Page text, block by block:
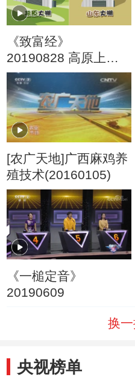
《致富经》
20190828 高原上种
下蔬菜梦
[农广天地]广西麻鸡养
殖技术(20160105)
《一槌定音》
20190609
换
央视榜单